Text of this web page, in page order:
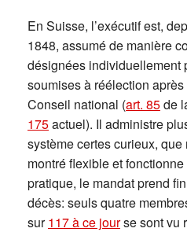
En Suisse, l’exécutif est,
1848, assumé de manière
désignées individuellement
soumises à réélection
Conseil national (art. 85de
175actuel). Il administre
système certes curieux, que
montré flexible et fonctionne
pratique, le mandat prend
décès: seuls quatre
sur117 à ce jourse sont vu